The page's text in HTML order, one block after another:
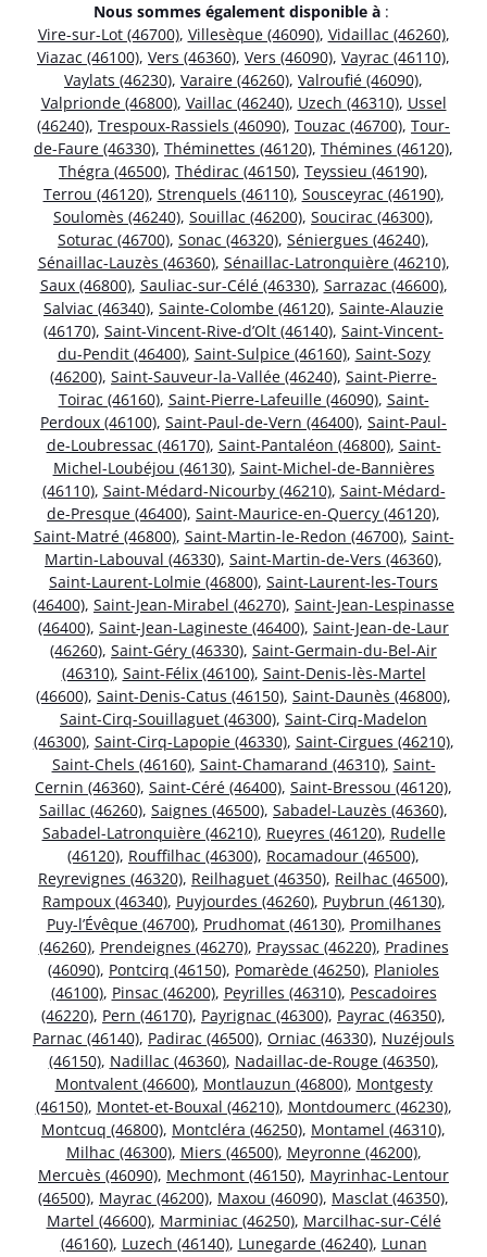
Nous sommes également disponible à :
Vire-sur-Lot (46700), Villesèque (46090), Vidaillac (46260),
Viazac (46100), Vers (46360), Vers (46090), Vayrac (46110),
Vaylats (46230), Varaire (46260), Valroufié (46090),
Valprionde (46800), Vaillac (46240), Uzech (46310), Ussel
(46240), Trespoux-Rassiels (46090), Touzac (46700), Tour-
de-Faure (46330), Théminettes (46120), Thémines (46120),
Thégra (46500), Thédirac (46150), Teyssieu (46190),
Terrou (46120), Strenquels (46110), Sousceyrac (46190),
Soulomès (46240), Souillac (46200), Soucirac (46300),
Soturac (46700), Sonac (46320), Séniergues (46240),
Sénaillac-Lauzès (46360), Sénaillac-Latronquière (46210),
Saux (46800), Sauliac-sur-Célé (46330), Sarrazac (46600),
Salviac (46340), Sainte-Colombe (46120), Sainte-Alauzie
(46170), Saint-Vincent-Rive-d’Olt (46140), Saint-Vincent-
du-Pendit (46400), Saint-Sulpice (46160), Saint-Sozy
(46200), Saint-Sauveur-la-Vallée (46240), Saint-Pierre-
Toirac (46160), Saint-Pierre-Lafeuille (46090), Saint-
Perdoux (46100), Saint-Paul-de-Vern (46400), Saint-Paul-
de-Loubressac (46170), Saint-Pantaléon (46800), Saint-
Michel-Loubéjou (46130), Saint-Michel-de-Bannières
(46110), Saint-Médard-Nicourby (46210), Saint-Médard-
de-Presque (46400), Saint-Maurice-en-Quercy (46120),
Saint-Matré (46800), Saint-Martin-le-Redon (46700), Saint-
Martin-Labouval (46330), Saint-Martin-de-Vers (46360),
Saint-Laurent-Lolmie (46800), Saint-Laurent-les-Tours
(46400), Saint-Jean-Mirabel (46270), Saint-Jean-Lespinasse
(46400), Saint-Jean-Lagineste (46400), Saint-Jean-de-Laur
(46260), Saint-Géry (46330), Saint-Germain-du-Bel-Air
(46310), Saint-Félix (46100), Saint-Denis-lès-Martel
(46600), Saint-Denis-Catus (46150), Saint-Daunès (46800),
Saint-Cirq-Souillaguet (46300), Saint-Cirq-Madelon
(46300), Saint-Cirq-Lapopie (46330), Saint-Cirgues (46210),
Saint-Chels (46160), Saint-Chamarand (46310), Saint-
Cernin (46360), Saint-Céré (46400), Saint-Bressou (46120),
Saillac (46260), Saignes (46500), Sabadel-Lauzès (46360),
Sabadel-Latronquière (46210), Rueyres (46120), Rudelle
(46120), Rouffilhac (46300), Rocamadour (46500),
Reyrevignes (46320), Reilhaguet (46350), Reilhac (46500),
Rampoux (46340), Puyjourdes (46260), Puybrun (46130),
Puy-l’Évêque (46700), Prudhomat (46130), Promilhanes
(46260), Prendeignes (46270), Prayssac (46220), Pradines
(46090), Pontcirq (46150), Pomarède (46250), Planioles
(46100), Pinsac (46200), Peyrilles (46310), Pescadoires
(46220), Pern (46170), Payrignac (46300), Payrac (46350),
Parnac (46140), Padirac (46500), Orniac (46330), Nuzéjouls
(46150), Nadillac (46360), Nadaillac-de-Rouge (46350),
Montvalent (46600), Montlauzun (46800), Montgesty
(46150), Montet-et-Bouxal (46210), Montdoumerc (46230),
Montcuq (46800), Montcléra (46250), Montamel (46310),
Milhac (46300), Miers (46500), Meyronne (46200),
Mercuès (46090), Mechmont (46150), Mayrinhac-Lentour
(46500), Mayrac (46200), Maxou (46090), Masclat (46350),
Martel (46600), Marminiac (46250), Marcilhac-sur-Célé
(46160), Luzech (46140), Lunegarde (46240), Lunan